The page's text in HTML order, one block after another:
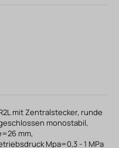
mit Zentralstecker, runde
monostabil,
mm,
Mpa=0,3 - 1 MPa